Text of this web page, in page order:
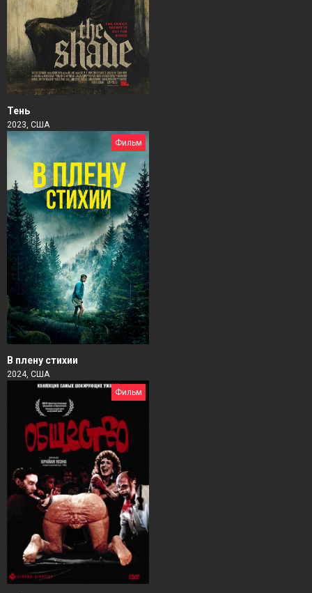
Тень
2023, США
Фильм
В плену стихии
2024, США
Фильм